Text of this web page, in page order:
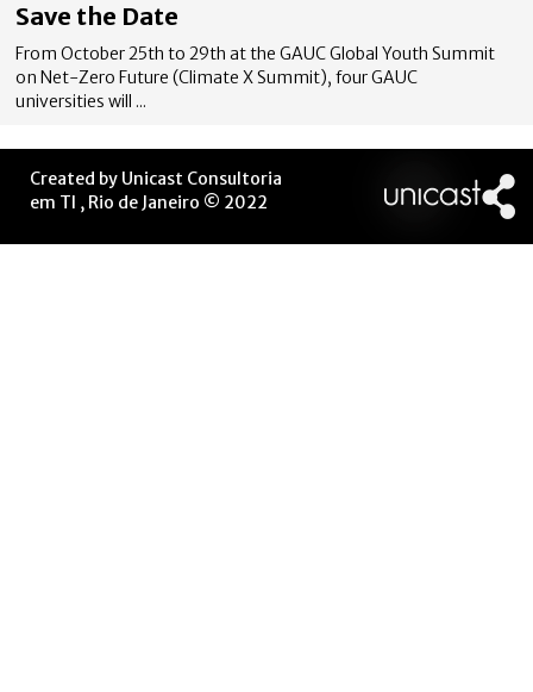
Save the Date
From October 25th to 29th at the GAUC Global Youth Summit
on Net-Zero Future (Climate X Summit), four GAUC
universities will ...
Created by Unicast Consultoria
em TI , Rio de Janeiro © 2022